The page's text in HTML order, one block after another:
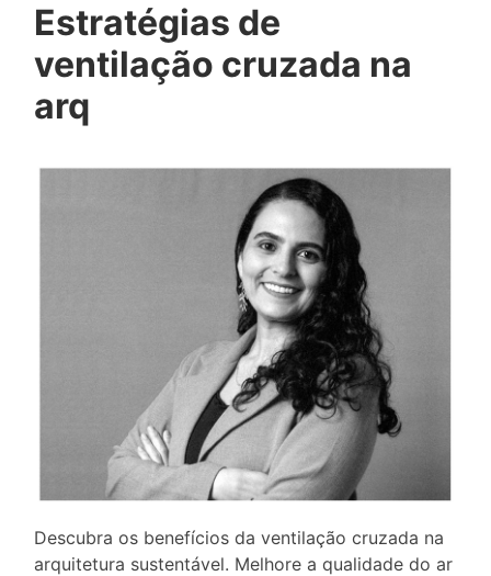
Estratégias de
ventilação cruzada na
arq
Descubra os benefícios da ventilação cruzada na
arquitetura sustentável. Melhore a qualidade do ar